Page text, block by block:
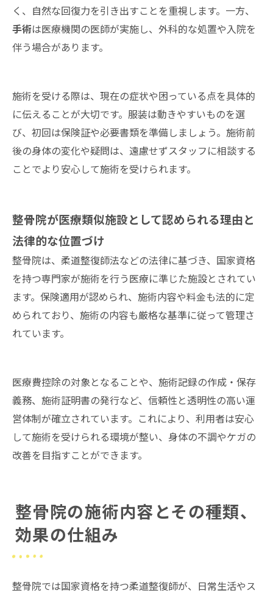
く、自然な回復力を引き出すことを重視します。一方、
手術は医療機関の医師が実施し、外科的な処置や入院を
伴う場合があります。
施術を受ける際は、現在の症状や困っている点を具体的
に伝えることが大切です。服装は動きやすいものを選
び、初回は保険証や必要書類を準備しましょう。施術前
後の身体の変化や疑問は、遠慮せずスタッフに相談する
ことでより安心して施術を受けられます。
整骨院が医療類似施設として認められる理由と
法律的な位置づけ
整骨院は、柔道整復師法などの法律に基づき、国家資格
を持つ専門家が施術を行う医療に準じた施設とされてい
ます。保険適用が認められ、施術内容や料金も法的に定
められており、施術の内容も厳格な基準に従って管理さ
れています。
医療費控除の対象となることや、施術記録の作成・保存
義務、施術証明書の発行など、信頼性と透明性の高い運
営体制が確立されています。これにより、利用者は安心
して施術を受けられる環境が整い、身体の不調やケガの
改善を目指すことができます。
整骨院の施術内容とその種類、
効果の仕組み
整骨院では国家資格を持つ柔道整復師が、日常生活やス